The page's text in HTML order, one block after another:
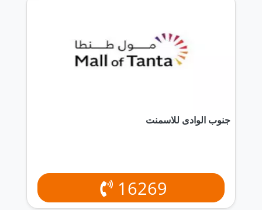
جنوب الوادى للاسمنت
16269